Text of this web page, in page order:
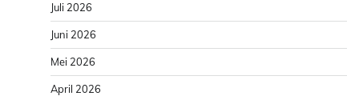
Juli 2026
Juni 2026
Mei 2026
April 2026